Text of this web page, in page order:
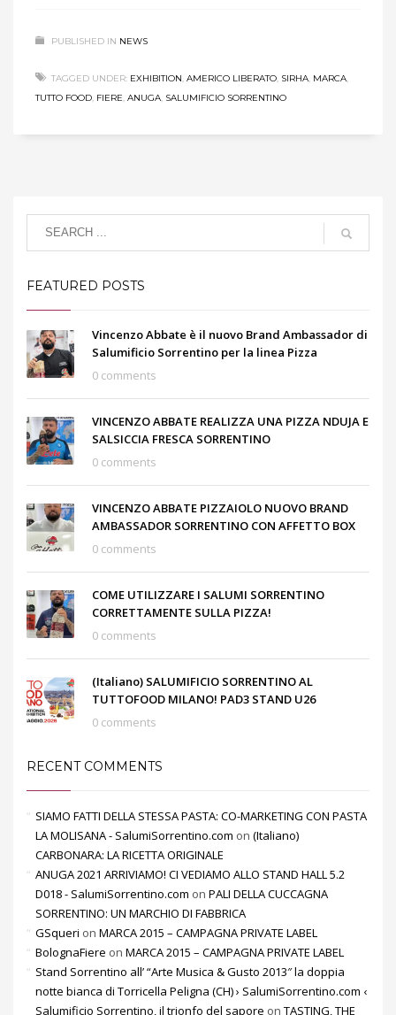
PUBLISHED IN NEWS
TAGGED UNDER: EXHIBITION, AMERICO LIBERATO, SIRHA, MARCA,
TUTTO FOOD, FIERE, ANUGA, SALUMIFICIO SORRENTINO
FEATURED POSTS
Vincenzo Abbate è il nuovo Brand Ambassador di
Salumificio Sorrentino per la linea Pizza
0 comments
VINCENZO ABBATE REALIZZA UNA PIZZA NDUJA E
SALSICCIA FRESCA SORRENTINO
0 comments
VINCENZO ABBATE PIZZAIOLO NUOVO BRAND
AMBASSADOR SORRENTINO CON AFFETTO BOX
0 comments
COME UTILIZZARE I SALUMI SORRENTINO
CORRETTAMENTE SULLA PIZZA!
0 comments
(Italiano) SALUMIFICIO SORRENTINO AL
TUTTOFOOD MILANO! PAD3 STAND U26
0 comments
RECENT COMMENTS
SIAMO FATTI DELLA STESSA PASTA: CO-MARKETING CON PASTA
LA MOLISANA - SalumiSorrentino.com on (Italiano)
CARBONARA: LA RICETTA ORIGINALE
ANUGA 2021 ARRIVIAMO! CI VEDIAMO ALLO STAND HALL 5.2
D018 - SalumiSorrentino.com on PALI DELLA CUCCAGNA
SORRENTINO: UN MARCHIO DI FABBRICA
GSqueri on MARCA 2015 – CAMPAGNA PRIVATE LABEL
BolognaFiere on MARCA 2015 – CAMPAGNA PRIVATE LABEL
Stand Sorrentino all’ “Arte Musica & Gusto 2013″ la doppia
notte bianca di Torricella Peligna (CH) › SalumiSorrentino.com ‹
Salumificio Sorrentino, il trionfo del sapore on TASTING, THE